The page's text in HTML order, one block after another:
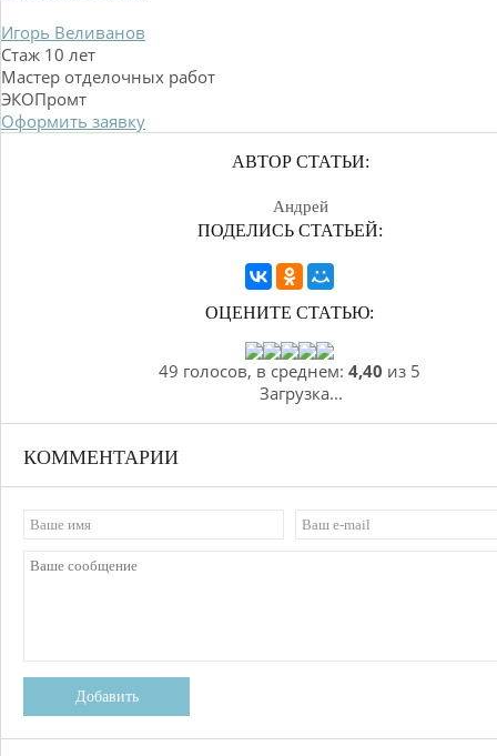
Игорь Веливанов
Стаж 10 лет
Мастер отделочных работ
ЭКОПромт
Оформить заявку
АВТОР СТАТЬИ:
Андрей
ПОДЕЛИСЬ СТАТЬЕЙ:
ОЦЕНИТЕ СТАТЬЮ:
49 голосов, в среднем: 4,40 из 5
Загрузка...
КОММЕНТАРИИ
Добавить